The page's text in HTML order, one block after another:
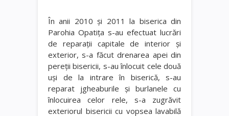
În anii 2010 şi 2011 la biserica din
Parohia Opatiţa s-au efectuat lucrări
de reparaţii capitale de interior şi
exterior, s-a făcut drenarea apei din
pereţii bisericii, s-au înlocuit cele două
uşi de la intrare în biserică, s-au
reparat jgheaburile şi burlanele cu
înlocuirea celor rele, s-a zugrăvit
exteriorul bisericii cu vopsea lavabilă